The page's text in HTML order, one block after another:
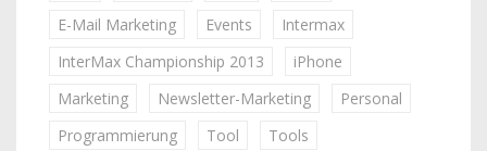
E-Mail Marketing
Events
Intermax
InterMax Championship 2013
iPhone
Marketing
Newsletter-Marketing
Personal
Programmierung
Tool
Tools